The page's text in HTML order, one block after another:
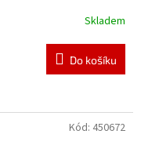
Skladem
Do košíku
Kód: 450672